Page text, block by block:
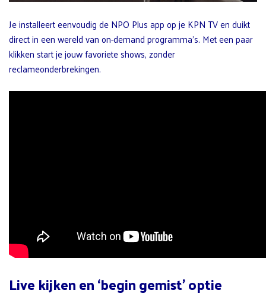
Je installeert eenvoudig de NPO Plus app op je KPN TV en duikt
direct in een wereld van on-demand programma’s. Met een paar
klikken start je jouw favoriete shows, zonder
reclameonderbrekingen.
Live kijken en ‘begin gemist’ optie